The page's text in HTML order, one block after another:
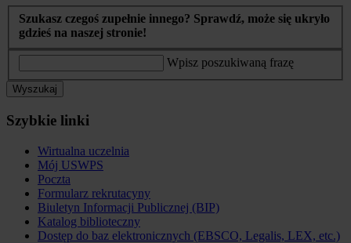
Szukasz czegoś zupełnie innego? Sprawdź, może się ukryło
gdzieś na naszej stronie!
Wpisz poszukiwaną frazę
Wyszukaj
Szybkie linki
Wirtualna uczelnia
Mój USWPS
Poczta
Formularz rekrutacyny
Biuletyn Informacji Publicznej (BIP)
Katalog biblioteczny
Dostęp do baz elektronicznych (EBSCO, Legalis, LEX, etc.)